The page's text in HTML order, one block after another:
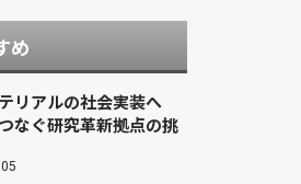
め
リアルの社会実装へ
なぐ研究革新拠点の挑